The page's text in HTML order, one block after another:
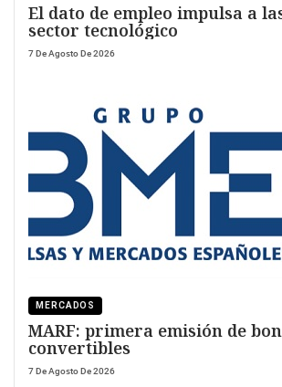
El dato de empleo impulsa a
sector tecnológico
7 De Agosto De 2026
MERCADOS
MARF: primera emisión de
convertibles
7 De Agosto De 2026